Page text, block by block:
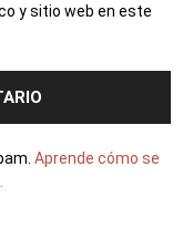
y sitio web en este
Aprende cómo se